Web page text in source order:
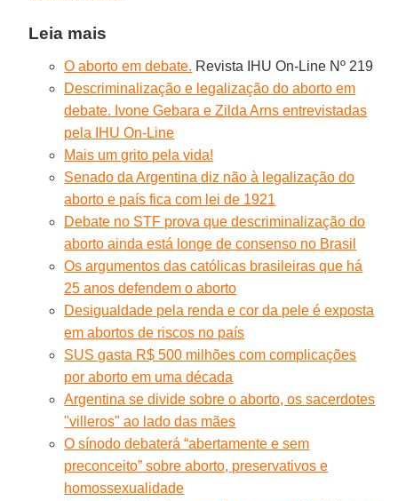
Leia mais
O aborto em debate. Revista IHU On-Line Nº 219
Descriminalização e legalização do aborto em
debate. Ivone Gebara e Zilda Arns entrevistadas
pela IHU On-Line
Mais um grito pela vida!
Senado da Argentina diz não à legalização do
aborto e país fica com lei de 1921
Debate no STF prova que descriminalização do
aborto ainda está longe de consenso no Brasil
Os argumentos das católicas brasileiras que há
25 anos defendem o aborto
Desigualdade pela renda e cor da pele é exposta
em abortos de riscos no país
SUS gasta R$ 500 milhões com complicações
por aborto em uma década
Argentina se divide sobre o aborto, os sacerdotes
"villeros" ao lado das mães
O sínodo debaterá “abertamente e sem
preconceito” sobre aborto, preservativos e
homossexualidade